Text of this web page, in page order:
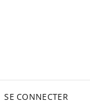
SE CONNECTER